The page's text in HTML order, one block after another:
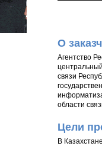
О
Агентство
связи
области
Цели
В